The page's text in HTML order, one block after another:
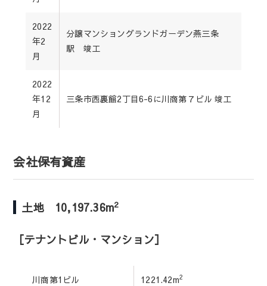
2022
年2
月
分譲マンショングランドガーデン燕三条
駅 竣工
2022
年12
月
三条市西裏館2丁目6-6に川商第７ビル 竣工
会社保有資産
土地 10,197.36m2
［テナントビル・マンション］
川商第1ビル 1221.42m2